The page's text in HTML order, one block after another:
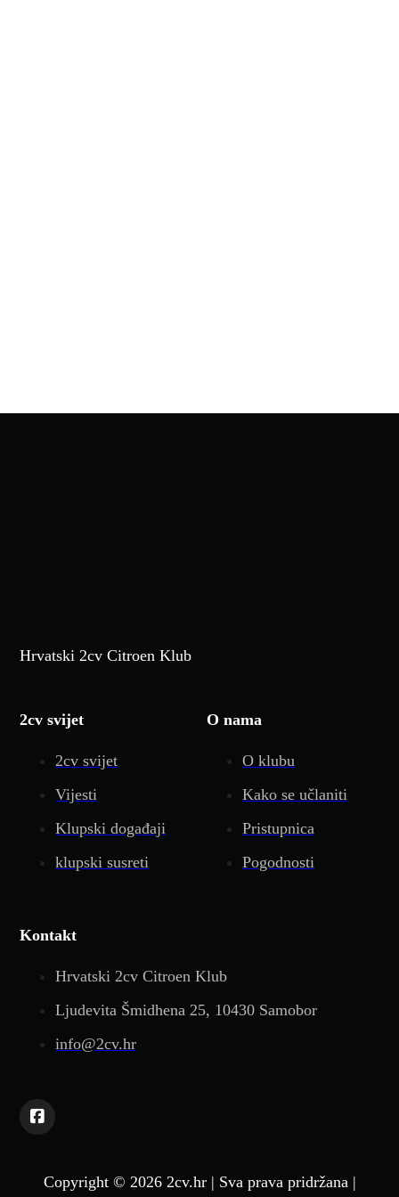
Hrvatski 2cv Citroen Klub
2cv svijet
2cv svijet
Vijesti
Klupski događaji
klupski susreti
O nama
O klubu
Kako se učlaniti
Pristupnica
Pogodnosti
Kontakt
Hrvatski 2cv Citroen Klub
Ljudevita Šmidhena 25, 10430 Samobor
info@2cv.hr
Copyright © 2026 2cv.hr | Sva prava pridržana |